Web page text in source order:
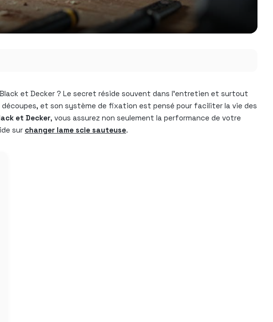
et Decker ? Le secret réside souvent dans l’entretien et surtout
et son système de fixation est pensé pour faciliter la vie des
et Decker, vous assurez non seulement la performance de votre
sur changer lame scie sauteuse.